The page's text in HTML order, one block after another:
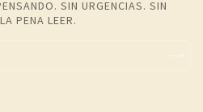
SIN URGENCIAS. SIN
PENA LEER.